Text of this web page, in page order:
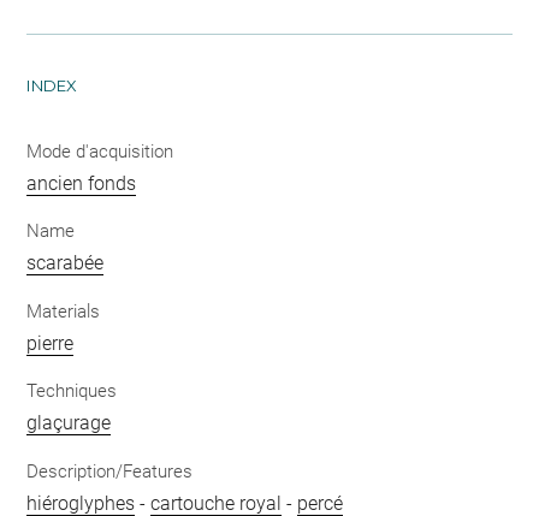
INDEX
Mode d'acquisition
ancien fonds
Name
scarabée
Materials
pierre
Techniques
glaçurage
Description/Features
hiéroglyphes -cartouche royal - percé